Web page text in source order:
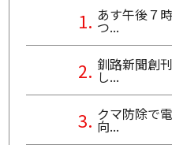
あす午後７
つ...
釧路新聞創
し...
クマ防除で
向...